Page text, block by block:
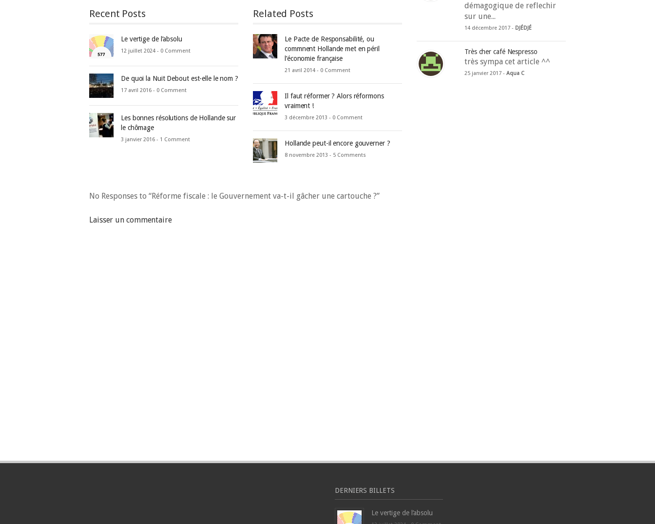
Recent Posts
Le vertige de l’absolu
12 juillet 2024 - 0 Comment
De quoi la Nuit Debout est-elle le nom ?
17 avril 2016 - 0 Comment
Les bonnes résolutions de Hollande sur
le chômage
3 janvier 2016 - 1 Comment
Related Posts
Le Pacte de Responsabilité, ou
commnent Hollande met en péril
l’économie française
21 avril 2014 - 0 Comment
Il faut réformer ? Alors réformons
vraiment !
3 décembre 2013 - 0 Comment
Hollande peut-il encore gouverner ?
8 novembre 2013 - 5 Comments
No Responses to “Réforme fiscale : le Gouvernement va-t-il gâcher une cartouche ?”
Laisser un commentaire
démagogique de reflechir
sur une...
14 décembre 2017 - DJÉDJÉ
Très cher café Nespresso
très sympa cet article ^^
25 janvier 2017 - Aqua C
DERNIERS BILLETS
Le vertige de l’absolu